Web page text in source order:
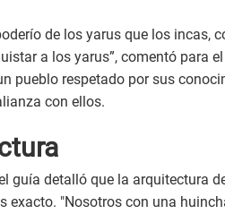
de los yarus que los incas,
a los yarus”, comentó para
pueblo respetado por sus
con ellos.
guía detalló que la arquitectura
exacto. "Nosotros con una